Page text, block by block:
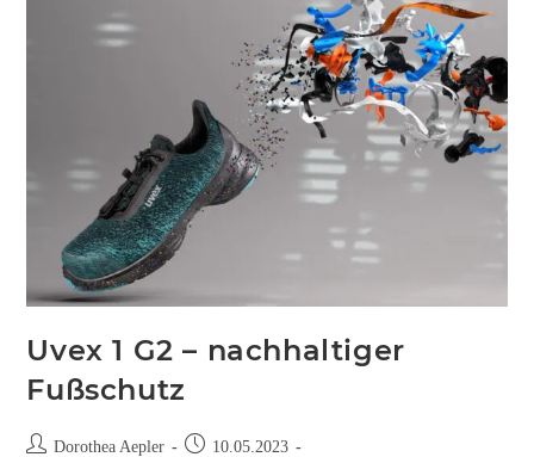
Uvex 1 G2 – nachhaltiger
Fußschutz
Dorothea Aepler
10.05.2023